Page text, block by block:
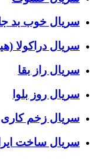
سریال خوب بد
سریال دراکولا
سریال راز بقا
سریال روز بلوا
سریال زخم کاری
سریال ساخت